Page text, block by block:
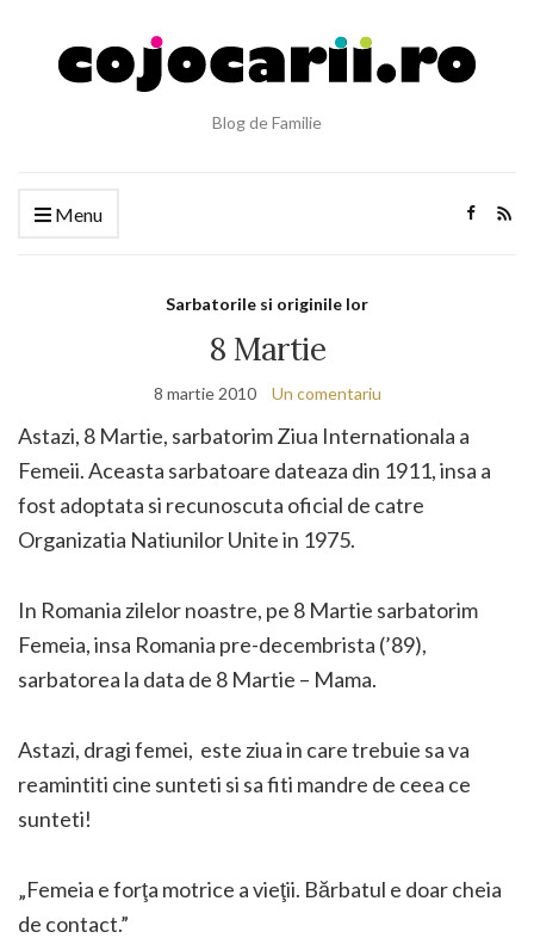
Blog de Familie
Menu
Sarbatorile si originile lor
8 Martie
8 martie 2010 Un comentariu
Astazi, 8 Martie, sarbatorim Ziua Internationala a
Femeii. Aceasta sarbatoare dateaza din 1911, insa a
fost adoptata si recunoscuta oficial de catre
Organizatia Natiunilor Unite in 1975.
In Romania zilelor noastre, pe 8 Martie sarbatorim
Femeia, insa Romania pre-decembrista (’89),
sarbatorea la data de 8 Martie – Mama.
Astazi, dragi femei, este ziua in care trebuie sa va
reamintiti cine sunteti si sa fiti mandre de ceea ce
sunteti!
„Femeia e forţa motrice a vieţii. Bărbatul e doar cheia
de contact.”